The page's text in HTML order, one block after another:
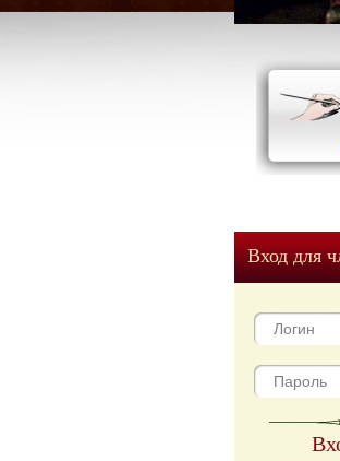
Вход для